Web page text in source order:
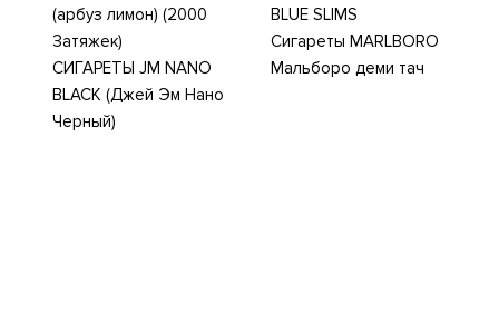
(арбуз лимон) (2000
Затяжек)
СИГАРЕТЫ JM NANO
BLACK (Джей Эм Нано
Черный)
BLUE SLIMS
Сигареты MARLBORO
Мальборо деми тач